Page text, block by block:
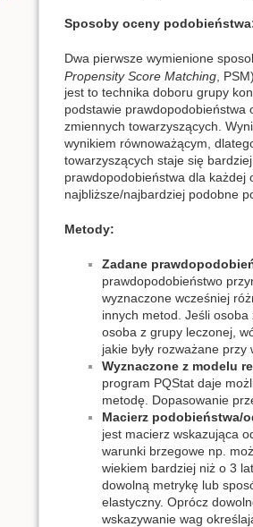
Sposoby oceny
Dwa pierwsze wymienione
Propensity Score Matching,
jest to technika doboru grupy
podstawie prawdopodobieństwa
zmiennych towarzyszących.
wynikiem równoważącym,
towarzyszących staje się
prawdopodobieństwa dla każdej
najbliższe/najbardziej podobne
Metody:
Zadane
prawdopodobieństwo
wyznaczone wcześniej
innych metod. Jeśli
osoba z grupy leczonej,
jakie były rozważane
Wyznaczone z modelu
program PQStat daje
metodę. Dopasowanie
Macierz podobieństwa/
jest macierz wskazująca
warunki brzegowe np.
wiekiem bardziej niż o 3
dowolną metrykę lub
elastyczny. Oprócz
wskazywanie wag